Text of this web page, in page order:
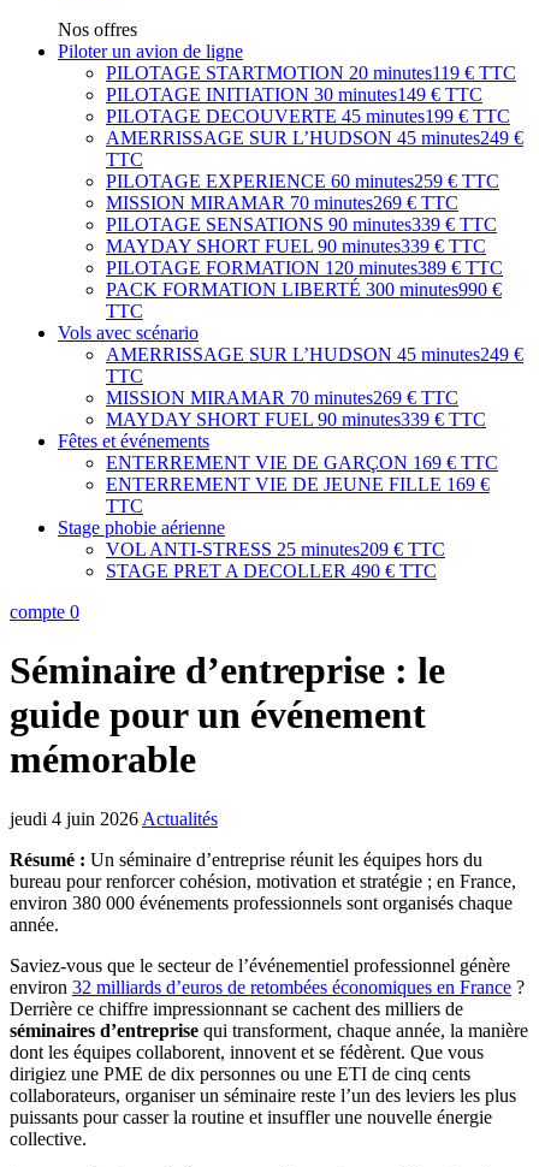
Nos offres
Piloter un avion de ligne
PILOTAGE STARTMOTION 20 minutes119 € TTC
PILOTAGE INITIATION 30 minutes149 € TTC
PILOTAGE DECOUVERTE 45 minutes199 € TTC
AMERRISSAGE SUR L’HUDSON 45 minutes249 €
TTC
PILOTAGE EXPERIENCE 60 minutes259 € TTC
MISSION MIRAMAR 70 minutes269 € TTC
PILOTAGE SENSATIONS 90 minutes339 € TTC
MAYDAY SHORT FUEL 90 minutes339 € TTC
PILOTAGE FORMATION 120 minutes389 € TTC
PACK FORMATION LIBERTÉ 300 minutes990 €
TTC
Vols avec scénario
AMERRISSAGE SUR L’HUDSON 45 minutes249 €
TTC
MISSION MIRAMAR 70 minutes269 € TTC
MAYDAY SHORT FUEL 90 minutes339 € TTC
Fêtes et événements
ENTERREMENT VIE DE GARÇON 169 € TTC
ENTERREMENT VIE DE JEUNE FILLE 169 €
TTC
Stage phobie aérienne
VOL ANTI-STRESS 25 minutes209 € TTC
STAGE PRET A DECOLLER 490 € TTC
compte 0
Séminaire d’entreprise : le
guide pour un événement
mémorable
jeudi 4 juin 2026 Actualités
Résumé : Un séminaire d’entreprise réunit les équipes hors du
bureau pour renforcer cohésion, motivation et stratégie ; en France,
environ 380 000 événements professionnels sont organisés chaque
année.
Saviez-vous que le secteur de l’événementiel professionnel génère
environ 32 milliards d’euros de retombées économiques en France ?
Derrière ce chiffre impressionnant se cachent des milliers de
séminaires d’entreprise qui transforment, chaque année, la manière
dont les équipes collaborent, innovent et se fédèrent. Que vous
dirigiez une PME de dix personnes ou une ETI de cinq cents
collaborateurs, organiser un séminaire reste l’un des leviers les plus
puissants pour casser la routine et insuffler une nouvelle énergie
collective.